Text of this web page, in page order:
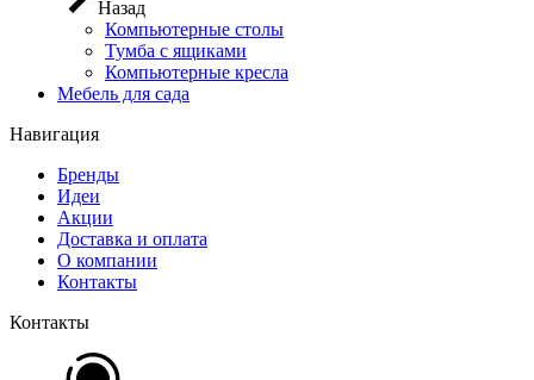
Назад
Компьютерные столы
Тумба с ящиками
Компьютерные кресла
Мебель для сада
Навигация
Бренды
Идеи
Акции
Доставка и оплата
О компании
Контакты
Контакты